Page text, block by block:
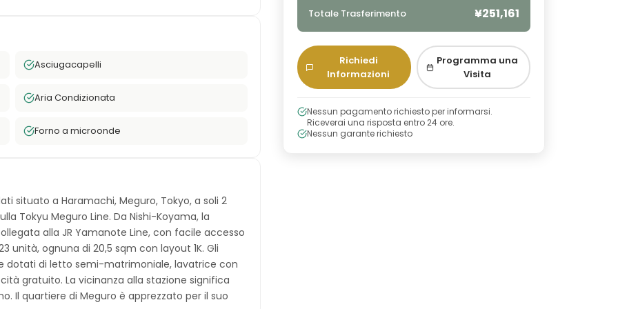
Asciugacapelli
Aria Condizionata
Forno a microonde
situato a Haramachi, Meguro, Tokyo, a soli 2
Tokyu Meguro Line. Da Nishi-Koyama, la
alla JR Yamanote Line, con facile accesso
unità, ognuna di 20,5 sqm con layout 1K. Gli
di letto semi-matrimoniale, lavatrice con
gratuito. La vicinanza alla stazione significa
Il quartiere di Meguro è apprezzato per il suo
Totale Trasferimento ¥251,161
Richiedi
Informazioni
Programma una
Visita
Nessun pagamento richiesto per informarsi.
Riceverai una risposta entro 24 ore.
Nessun garante richiesto